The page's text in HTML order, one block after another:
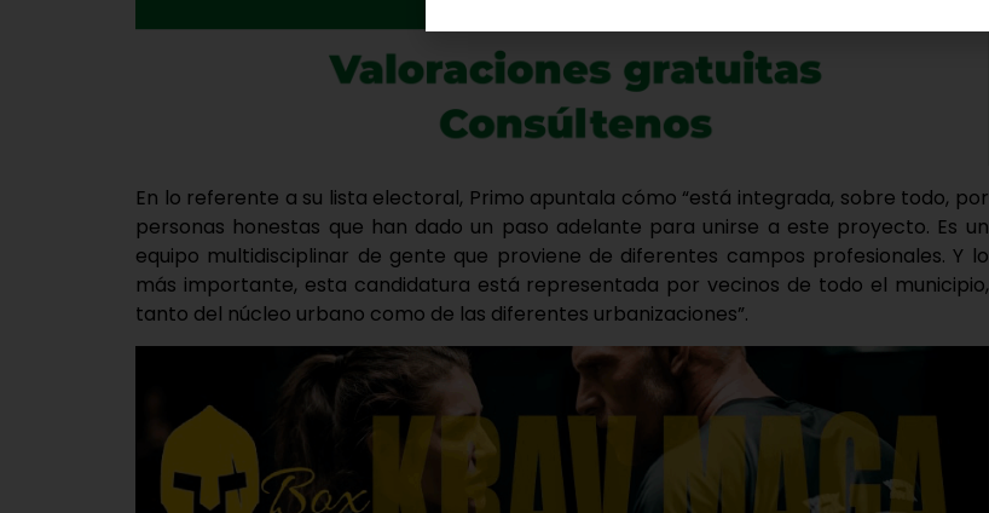
En lo referente a su lista electoral, Primo apuntala cómo “está integrada, sobre todo, por
personas honestas que han dado un paso adelante para unirse a este proyecto. Es un
equipo multidisciplinar de gente que proviene de diferentes campos profesionales. Y lo
más importante, esta candidatura está representada por vecinos de todo el municipio,
tanto del núcleo urbano como de las diferentes urbanizaciones”.